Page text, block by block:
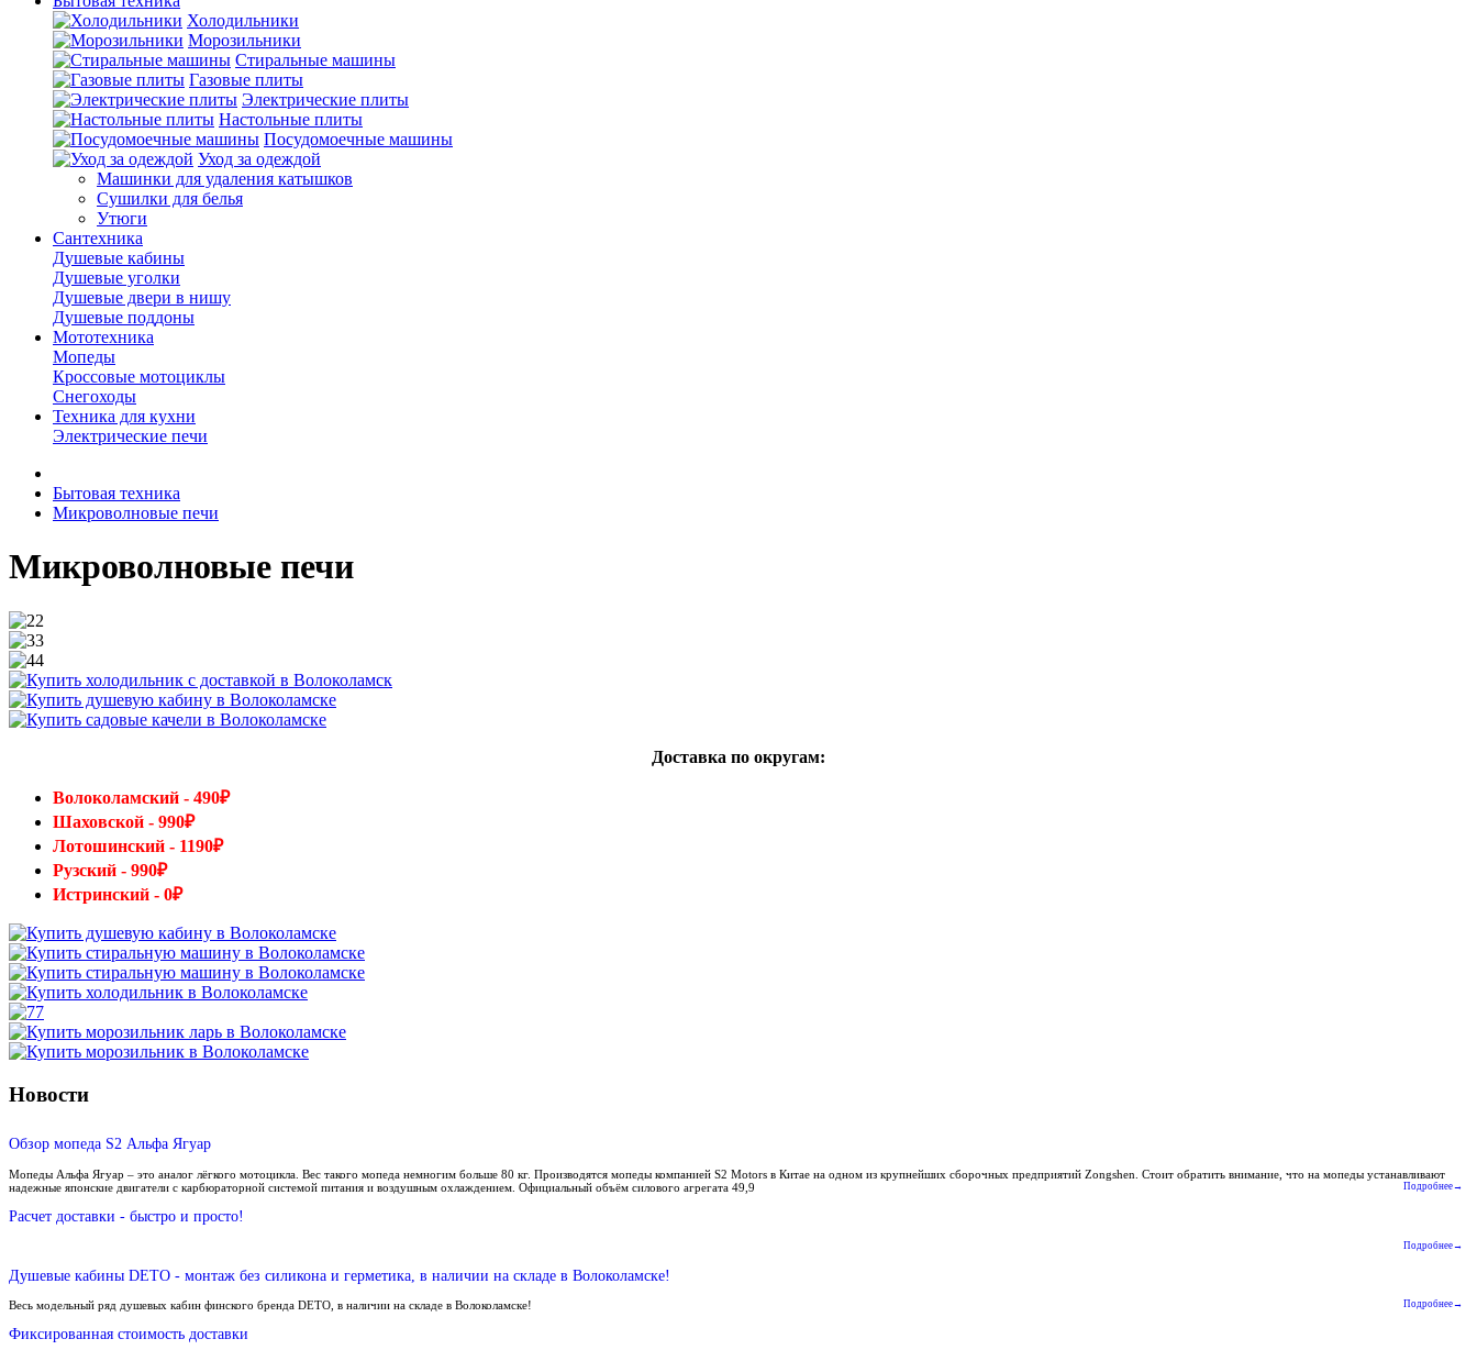
Холодильники
Морозильники
Стиральные машины
Газовые плиты
Электрические плиты
Настольные плиты
Посудомоечные машины
Уход за одеждой
Машинки для удаления катышков
Сушилки для белья
Утюги
Сантехника
Душевые кабины
Душевые уголки
Душевые двери в нишу
Душевые поддоны
Мототехника
Мопеды
Кроссовые мотоциклы
Снегоходы
Техника для кухни
Электрические печи
Бытовая техника
Микроволновые печи
Микроволновые печи
Доставка по округам:
Волоколамский - 490₽
Шаховской - 990₽
Лотошинский - 1190₽
Рузский - 990₽
Истринский - 0₽
Новости
Обзор мопеда S2 Альфа Ягуар
Мопеды Альфа Ягуар – это аналог лёгкого мотоцикла. Вес такого мопеда немногим больше 80 кг. Производятся мопеды компанией S2 Motors в Китае на одном из крупнейших сборочных предприятий Zongshen. Стоит обратить внимание, что на мопеды устанавливают
надежные японские двигатели с карбюраторной системой питания и воздушным охлаждением. Официальный объём силового агрегата 49,9
Подробнее→
Расчет доставки - быстро и просто!
Подробнее→
Душевые кабины DETO - монтаж без силикона и герметика, в наличии на складе в Волоколамске!
Весь модельный ряд душевых кабин финского бренда DETO, в наличии на складе в Волоколамске! Подробнее→
Фиксированная стоимость доставки